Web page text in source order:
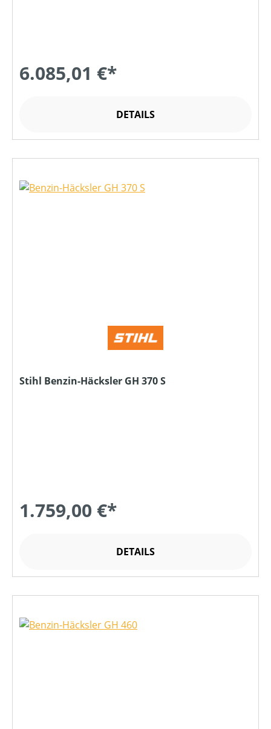
6.085,01 €*
DETAILS
Stihl Benzin-Häcksler GH 370 S
1.759,00 €*
DETAILS